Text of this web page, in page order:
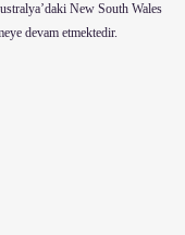
New South Wales
devam etmektedir.